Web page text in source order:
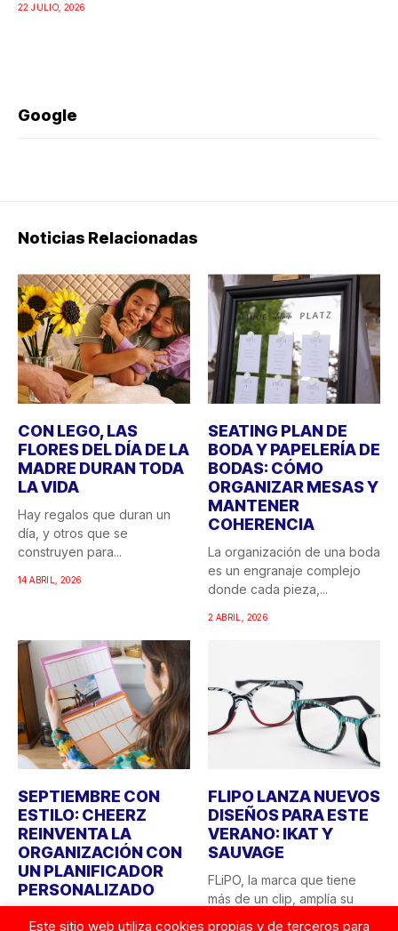
22 JULIO, 2026
Google
Noticias Relacionadas
CON LEGO, LAS
FLORES DEL DÍA DE LA
MADRE DURAN TODA
LA VIDA
Hay regalos que duran un
día, y otros que se
construyen para...
14 ABRIL, 2026
SEATING PLAN DE
BODA Y PAPELERÍA DE
BODAS: CÓMO
ORGANIZAR MESAS Y
MANTENER
COHERENCIA
La organización de una boda
es un engranaje complejo
donde cada pieza,...
2 ABRIL, 2026
SEPTIEMBRE CON
ESTILO: CHEERZ
REINVENTA LA
ORGANIZACIÓN CON
UN PLANIFICADOR
PERSONALIZADO
FLIPO LANZA NUEVOS
DISEÑOS PARA ESTE
VERANO: IKAT Y
SAUVAGE
FLiPO, la marca que tiene
más de un clip, amplía su
Este sitio web utiliza cookies propias y de terceros para